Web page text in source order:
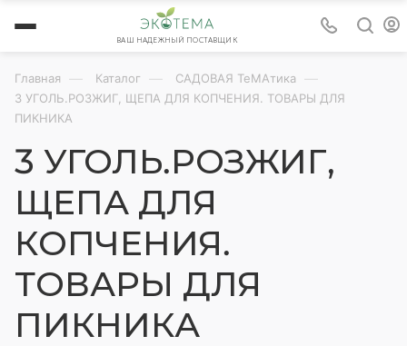
ВАШ НАДЕЖНЫЙ ПОСТАВЩИК
Главная — Каталог — САДОВАЯ ТеМАтика —
3 УГОЛЬ.РОЗЖИГ, ЩЕПА ДЛЯ КОПЧЕНИЯ. ТОВАРЫ ДЛЯ
ПИКНИКА
3 УГОЛЬ.РОЗЖИГ,
ЩЕПА ДЛЯ
КОПЧЕНИЯ.
ТОВАРЫ ДЛЯ
ПИКНИКА